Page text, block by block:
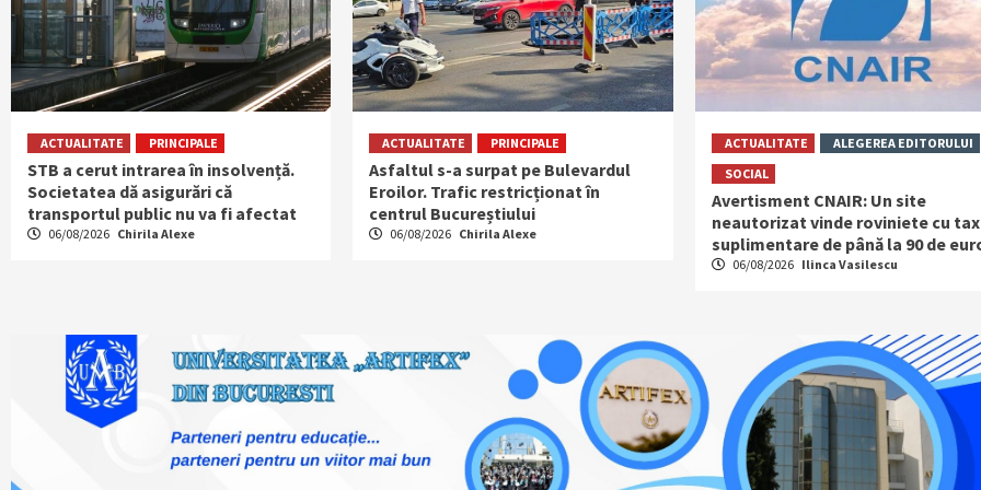
ACTUALITATE PRINCIPALE
STB a cerut intrarea în insolvență.
Societatea dă asigurări că
transportul public nu va fi afectat
06/08/2026 Chirila Alexe
ACTUALITATE PRINCIPALE
Asfaltul s-a surpat pe Bulevardul
Eroilor. Trafic restricționat în
centrul Bucureștiului
06/08/2026 Chirila Alexe
ACTUALITATE
ALEGEREA EDITORULUI
SOCIAL
Avertisment CNAIR: Un site
neautorizat vinde roviniete cu
suplimentare de până la 90 de
06/08/2026 Ilinca Vasilescu